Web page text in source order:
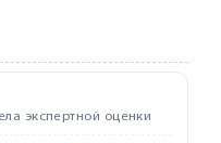
экспертной оценки